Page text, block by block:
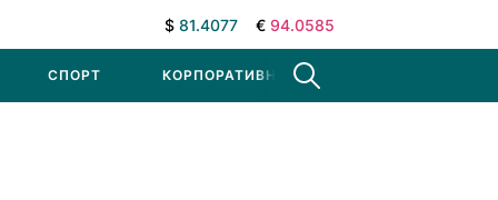
$ 81.4077 € 94.0585
СПОРТ КОРПОРАТИВНЫЕ НОВОСТИ